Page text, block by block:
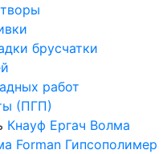
брусчатки
работ
(ПГП)
Кнауф Ергач Волма
Forman Гипсополимер